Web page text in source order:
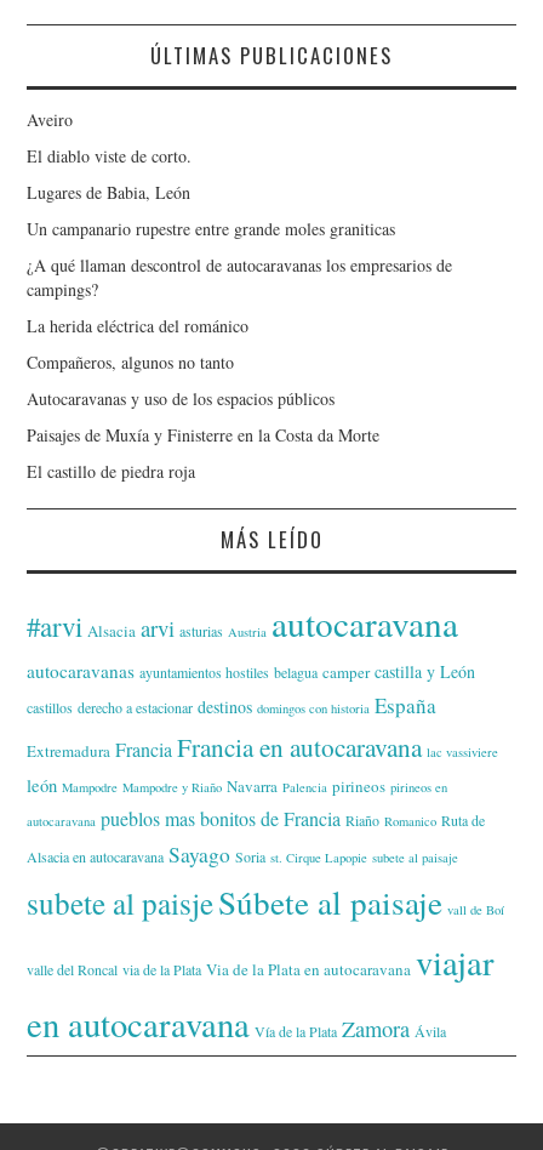
ÚLTIMAS PUBLICACIONES
Aveiro
El diablo viste de corto.
Lugares de Babia, León
Un campanario rupestre entre grande moles graniticas
¿A qué llaman descontrol de autocaravanas los empresarios de
campings?
La herida eléctrica del románico
Compañeros, algunos no tanto
Autocaravanas y uso de los espacios públicos
Paisajes de Muxía y Finisterre en la Costa da Morte
El castillo de piedra roja
MÁS LEÍDO
#arvi Alsacia arvi asturias Austria autocaravana
autocaravanas ayuntamientos hostiles belagua camper castilla y León
castillos derecho a estacionar destinos domingos con historia España
Extremadura Francia Francia en autocaravana lac vassiviere
león Mampodre Mampodre y Riaño Navarra Palencia pirineos pirineos en
autocaravana pueblos mas bonitos de Francia Riaño Romanico Ruta de
Alsacia en autocaravana Sayago Soria st. Cirque Lapopie subete al paisaje
subete al paisjeSúbete al paisaje vall de Boí
valle del Roncal via de la Plata Via de la Plata en autocaravana viajar
en autocaravana Vía de la Plata Zamora Ávila